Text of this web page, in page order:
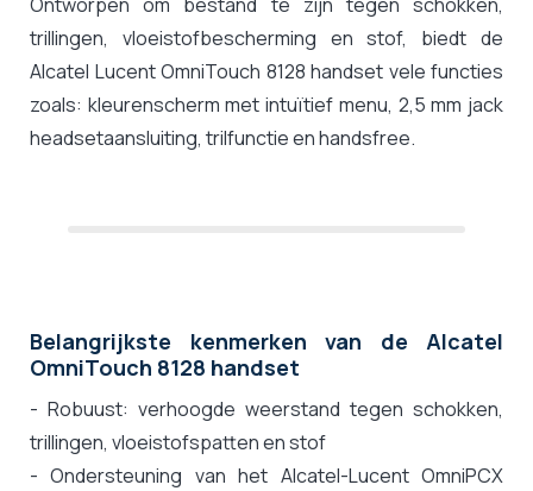
trillingen, vloeistofbescherming en stof, biedt de
Alcatel Lucent OmniTouch 8128 handset vele functies
zoals: kleurenscherm met intuïtief menu, 2,5 mm jack
headsetaansluiting, trilfunctie en handsfree.
Belangrijkste kenmerken van de Alcatel
OmniTouch 8128 handset
- Robuust: verhoogde weerstand tegen schokken,
trillingen, vloeistofspatten en stof
- Ondersteuning van het Alcatel-Lucent OmniPCX